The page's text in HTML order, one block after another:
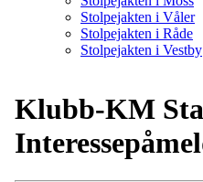
Stolpejakten i Våler
Stolpejakten i Råde
Stolpejakten i Vestby
Klubb-KM